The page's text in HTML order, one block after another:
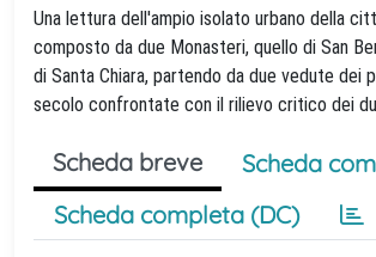
Una lettura dell'ampio isolato urbano della
composto da due Monasteri, quello di San
di Santa Chiara, partendo da due vedute dei
secolo confrontate con il rilievo critico dei
Scheda breve
Scheda
Scheda completa (DC)